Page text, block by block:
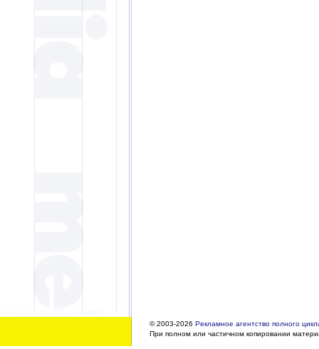
© 2003-2026 Рекламное агентство полного
При полном или частичном копировании